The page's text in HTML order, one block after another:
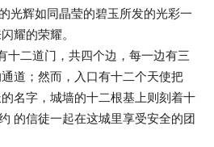
光辉如同晶莹的碧玉所发的光彩一
耀的荣耀。
十二道门，共四个边，每一边有三
道；然而，入口有十二个天使把
名字，城墙的十二根基上则刻着十
的信徒一起在这城里享受安全的团